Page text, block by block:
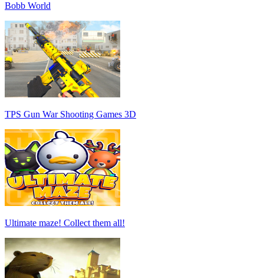
Bobb World
TPS Gun War Shooting Games 3D
Ultimate maze! Collect them all!